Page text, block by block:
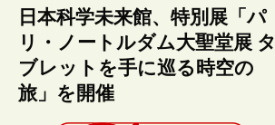
日本科学未来館、特別展「パ
リ・ノートルダム大聖堂展 タ
ブレットを手に巡る時空の
旅」を開催